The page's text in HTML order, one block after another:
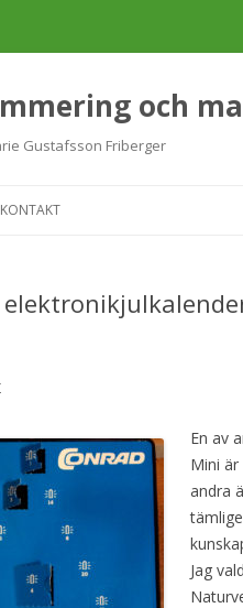
och
Gustafsson Friberger
KONTAKT
En av
Mini
andra
Jag